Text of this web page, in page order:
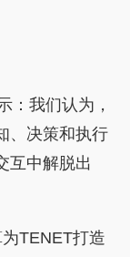
：我们认为，
、决策和执行
互中解脱出
TENET打造